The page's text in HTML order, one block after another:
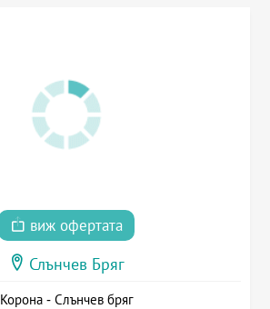
виж офертата
Слънчев Бряг
Корона - Слънчев бряг